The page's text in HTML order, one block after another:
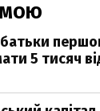
5 тисяч